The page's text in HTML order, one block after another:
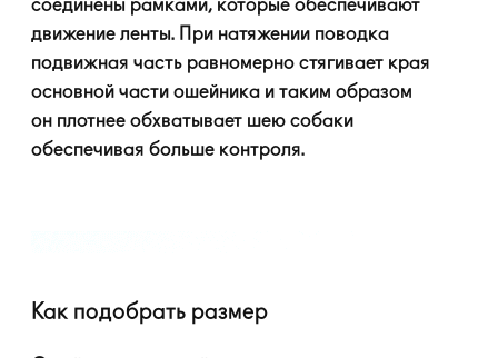
соединены рамками, которые обеспечивают
движение ленты. При натяжении поводка
подвижная часть равномерно стягивает края
основной части ошейника и таким образом
он плотнее обхватывает шею собаки
обеспечивая больше контроля.
Как подобрать размер